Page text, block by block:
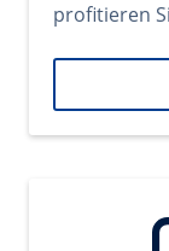
profitieren